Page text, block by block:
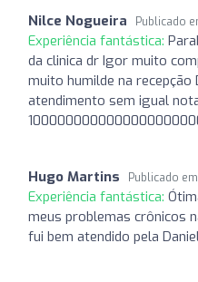
Nilce Nogueira Publicado
Experiência fantástica:
da clinica dr Igor muito
muito humilde na recepção
atendimento sem igual
Hugo Martins Publicado em
Experiência fantástica:
meus problemas crônicos
fui bem atendido pela